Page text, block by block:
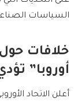
السياسات
خلافات
أوروبا”
أعلن الاتحاد